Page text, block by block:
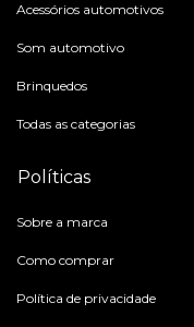
Acessórios automotivos
Som automotivo
Brinquedos
Todas as categorias
Políticas
Sobre a marca
Como comprar
Política de privacidade